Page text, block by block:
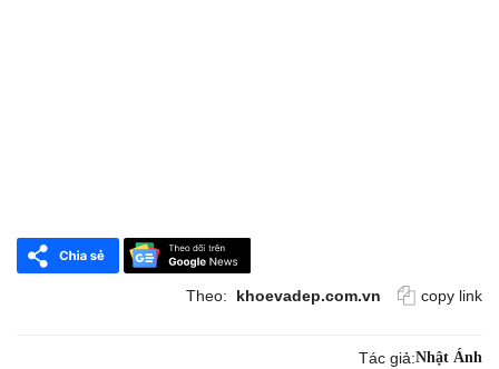
Theo: khoevadep.com.vn copy link
Tác giả:Nhật Ánh